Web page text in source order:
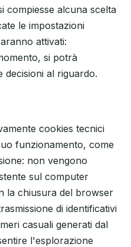
compiesse alcuna scelta
le impostazioni
attivati:
si potrà
decisioni al riguardo.
cookies tecnici
funzionamento, come
non vengono
sul computer
la chiusura del browser
di identificativi
casuali generati dal
l'esplorazione